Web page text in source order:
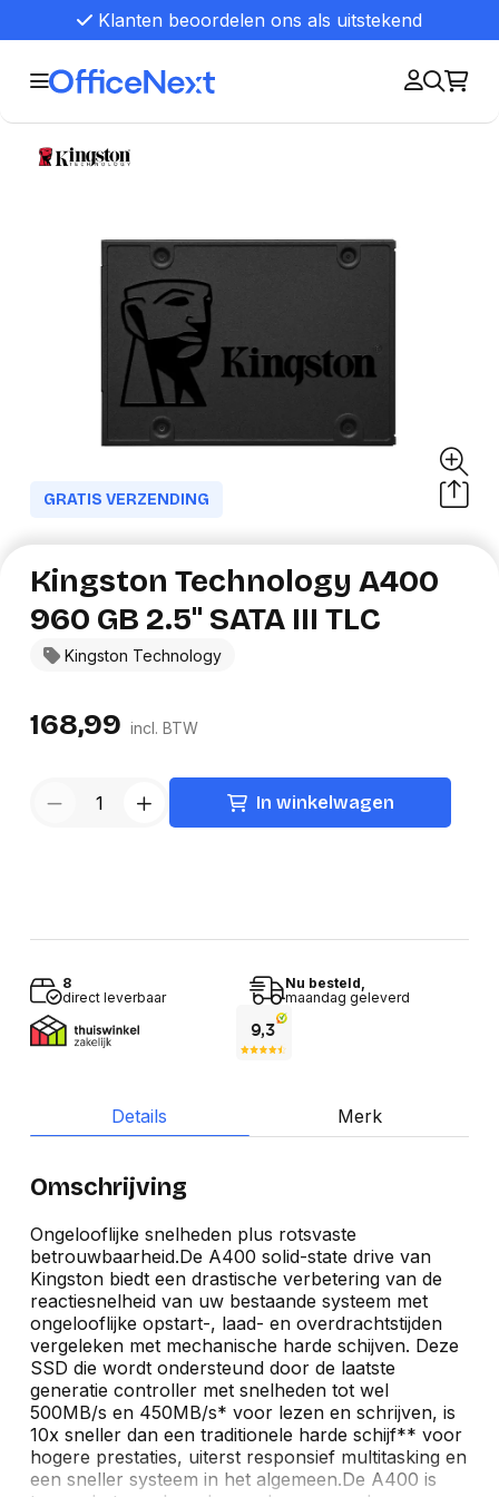
Klanten beoordelen ons als uitstekend
GRATIS VERZENDING
Kingston Technology
Kingston Technology A400
960 GB 2.5" SATA III TLC
168,99 incl. BTW
In winkelwagen
8
direct leverbaar
Nu besteld,
maandag geleverd
Details Merk
Omschrijving
Ongelooflijke snelheden plus rotsvaste
betrouwbaarheid.De A400 solid-state drive van
Kingston biedt een drastische verbetering van de
reactiesnelheid van uw bestaande systeem met
ongelooflijke opstart-, laad- en overdrachtstijden
vergeleken met mechanische harde schijven. Deze
SSD die wordt ondersteund door de laatste
generatie controller met snelheden tot wel
500MB/s en 450MB/s* voor lezen en schrijven, is
10x sneller dan een traditionele harde schijf** voor
hogere prestaties, uiterst responsief multitasking en
een sneller systeem in het algemeen.De A400 is